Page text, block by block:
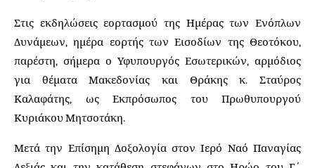
Στις εκδηλώσεις εορτασμού της Ημέρας των Ενόπλων
Δυνάμεων, ημέρα εορτής των Εισοδίων της Θεοτόκου,
παρέστη, σήμερα ο Υφυπουργός Εσωτερικών, αρμόδιος
για θέματα Μακεδονίας και Θράκης κ. Σταύρος
Καλαφάτης, ως Εκπρόσωπος του Πρωθυπουργού
Κυριάκου Μητσοτάκη.
Μετά την Επίσημη Δοξολογία στον Ιερό Ναό Παναγίας